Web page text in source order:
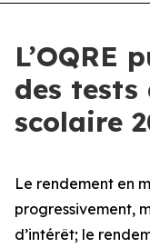
L’OQRE
des tests
scolaire
Le rendement en
progressivement,
d’intérêt; le